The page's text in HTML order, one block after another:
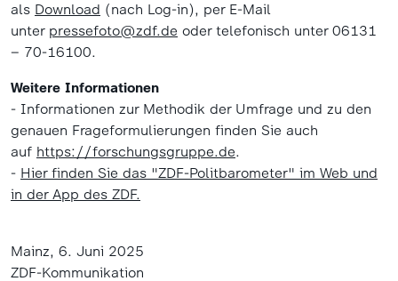
als Download (nach Log-in), per E-Mail
unter pressefoto@zdf.de oder telefonisch unter 06131
– 70-16100.
Weitere Informationen
- Informationen zur Methodik der Umfrage und zu den
genauen Frageformulierungen finden Sie auch
auf https://forschungsgruppe.de.
- Hier finden Sie das "ZDF-Politbarometer" im Web und
in der App des ZDF.
Mainz, 6. Juni 2025
ZDF-Kommunikation